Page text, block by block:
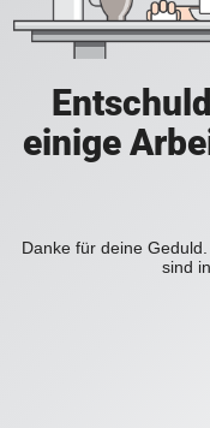
einige
Danke für deine
sind